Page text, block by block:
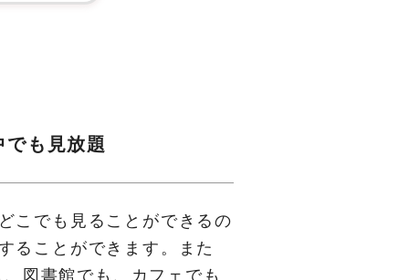
も見放題
こでも見ることができるの
ることができます。また
図書館でも、カフェでも